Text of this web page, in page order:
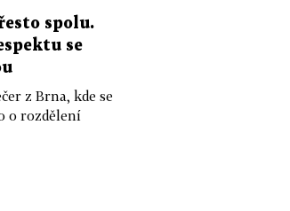
spolu.
se
z Brna, kde se
o rozdělení